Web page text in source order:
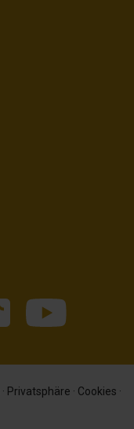
· Privatsphäre · Cookies ·